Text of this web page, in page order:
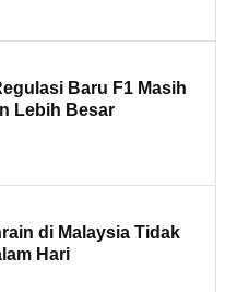
Baru F1 Masih
Lebih Besar
di Malaysia Tidak
Hari